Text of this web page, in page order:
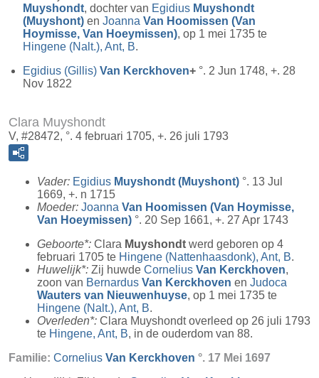
Muyshondt, dochter van Egidius Muyshondt
(Muyshont) en Joanna Van Hoomissen (Van
Hoymisse, Van Hoeymissen), op 1 mei 1735 te
Hingene (Nalt.), Ant, B.
Egidius (Gillis) Van Kerckhoven+ °. 2 Jun 1748, +. 28
Nov 1822
Clara Muyshondt
V, #28472, °. 4 februari 1705, +. 26 juli 1793
Vader: Egidius Muyshondt (Muyshont) °. 13 Jul
1669, +. n 1715
Moeder: Joanna Van Hoomissen (Van Hoymisse,
Van Hoeymissen) °. 20 Sep 1661, +. 27 Apr 1743
Geboorte*: Clara Muyshondt werd geboren op 4
februari 1705 te Hingene (Nattenhaasdonk), Ant, B.
Huwelijk*: Zij huwde Cornelius Van Kerckhoven,
zoon van Bernardus Van Kerckhoven en Judoca
Wauters van Nieuwenhuyse, op 1 mei 1735 te
Hingene (Nalt.), Ant, B.
Overleden*: Clara Muyshondt overleed op 26 juli 1793
te Hingene, Ant, B, in de ouderdom van 88.
Familie: Cornelius Van Kerckhoven °. 17 Mei 1697